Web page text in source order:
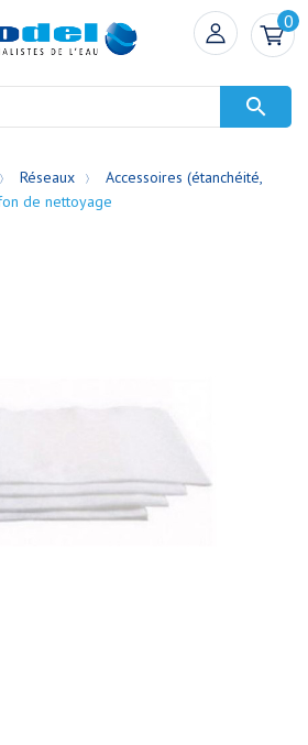
0

Réseaux
Accessoires (étanchéité,
de nettoyage